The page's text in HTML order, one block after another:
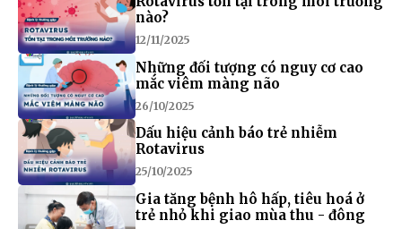
nào?
12/11/2025
Những đối tượng có nguy cơ cao
mắc viêm màng não
26/10/2025
Dấu hiệu cảnh báo trẻ nhiễm
Rotavirus
25/10/2025
Gia tăng bệnh hô hấp, tiêu hoá ở
trẻ nhỏ khi giao mùa thu - đông